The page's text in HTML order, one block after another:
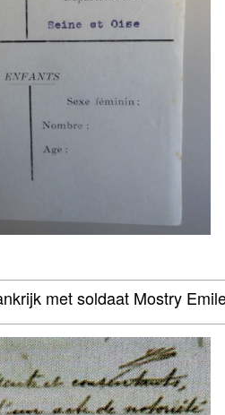
met soldaat Mostry